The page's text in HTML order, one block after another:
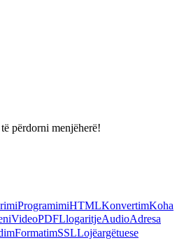
përdorni menjëherë!
ProgramimiHTMLKonvertimKoha
VideoPDFLlogaritjeAudioAdresa
FormatimSSLLojëargëtuese